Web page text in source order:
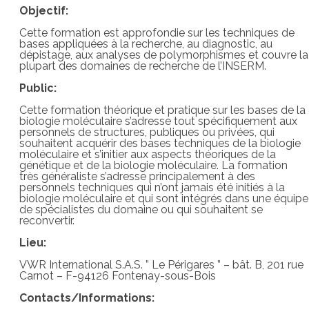
Objectif:
Cette formation est approfondie sur les techniques de
bases appliquées à la recherche, au diagnostic, au
dépistage, aux analyses de polymorphismes et couvre la
plupart des domaines de recherche de l’INSERM.
Public:
Cette formation théorique et pratique sur les bases de la
biologie moléculaire s’adresse tout spécifiquement aux
personnels de structures, publiques ou privées, qui
souhaitent acquérir des bases techniques de la biologie
moléculaire et s’initier aux aspects théoriques de la
génétique et de la biologie moléculaire. La formation
très généraliste s’adresse principalement à des
personnels techniques qui n’ont jamais été initiés à la
biologie moléculaire et qui sont intégrés dans une équipe
de spécialistes du domaine ou qui souhaitent se
reconvertir.
Lieu:
VWR International S.A.S. ” Le Périgares ” – bât. B, 201 rue
Carnot – F-94126 Fontenay-sous-Bois
Contacts/Informations: